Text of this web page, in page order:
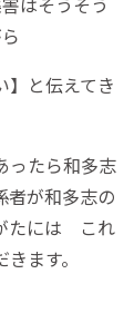
】と伝えてき
ったら和多志
者が和多志の
たには これ
ます。